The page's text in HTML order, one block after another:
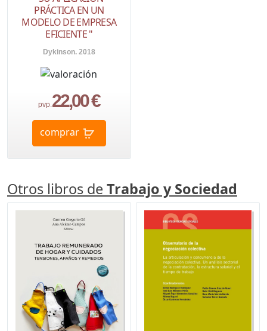
PRÁCTICA EN UN
MODELO DE EMPRESA
EFICIENTE "
Dykinson. 2018
pvp.22,00 €
comprar
Otros libros de Trabajo y Sociedad